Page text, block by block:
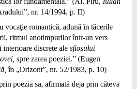
nr. 14/1994, p. II)
vocaţie romantică, adună în tăcerile
ritmul anotimpurilor într-un vers
discrete ale sfiosului
spre zarea poeziei.” (Eugen
în „Orizont”, nr. 52/1983, p. 10)
poezia sa, afirmată deja prin câteva